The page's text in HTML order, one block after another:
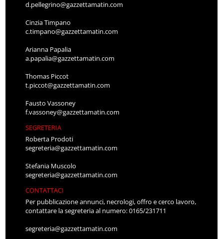
d.pellegrino@gazzettamatin.com
Cinzia Timpano
c.timpano@gazzettamatin.com
Arianna Papalia
a.papalia@gazzettamatin.com
Thomas Piccot
t.piccot@gazzettamatin.com
Fausto Vassoney
f.vassoney@gazzettamatin.com
SEGRETERIA
Roberta Prodoti
segreteria@gazzettamatin.com
Stefania Muscolo
segreteria@gazzettamatin.com
CONTATTACI
Per pubblicazione annunci, necrologi, offro e cerco lavoro,
contattare la segreteria al numero: 0165/231711
segreteria@gazzettamatin.com